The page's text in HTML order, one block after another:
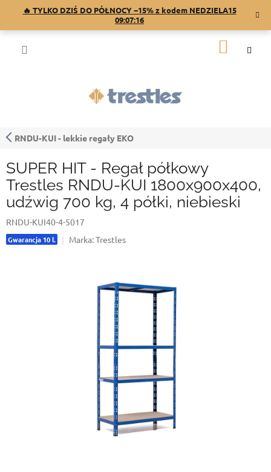
treści
🔥 TYLKO DZIŚ DO PÓŁNOCY −15% z kodem NEDZIELA15
09:07:15
RNDU-KUI - lekkie regały EKO
SUPER HIT - Regał półkowy
Trestles RNDU-KUI 1800x900x400,
udźwig 700 kg, 4 półki, niebieski
RNDU-KUI40-4-5017
Gwarancja 10 l. Marka:Trestles